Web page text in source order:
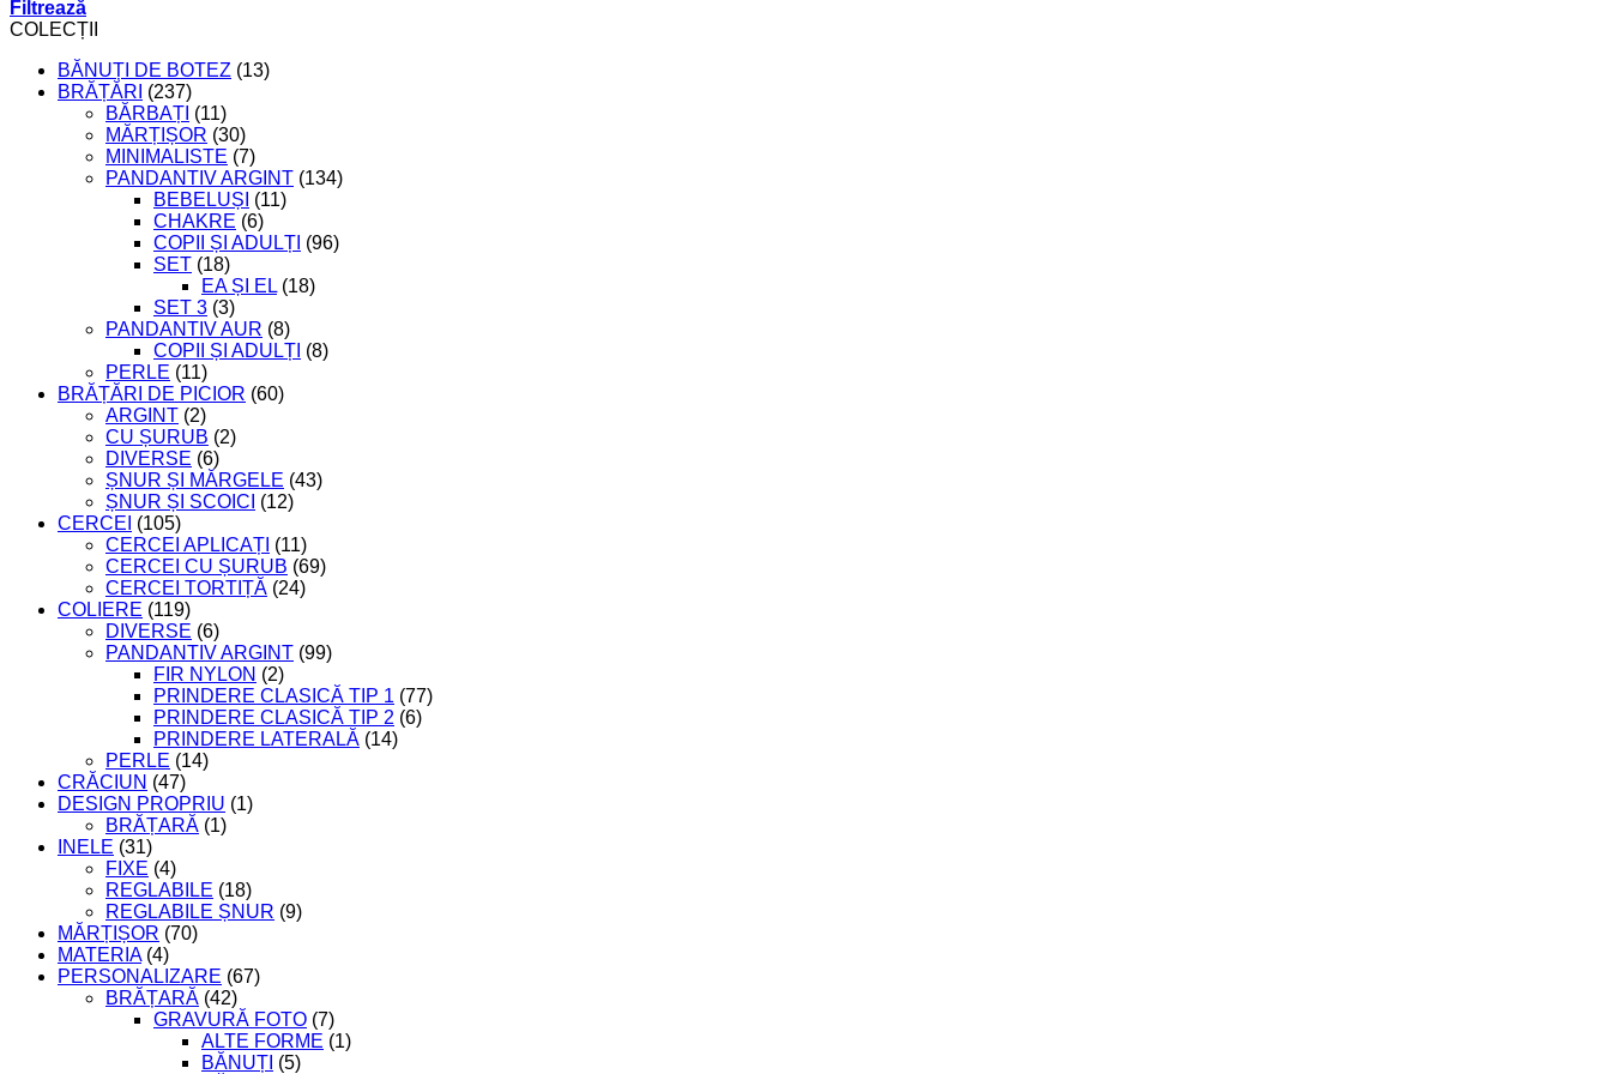
Filtrează
COLECȚII
BĂNUȚI DE BOTEZ (13)
BRĂȚĂRI (237)
BĂRBAȚI (11)
MĂRȚIȘOR (30)
MINIMALISTE (7)
PANDANTIV ARGINT (134)
BEBELUȘI (11)
CHAKRE (6)
COPII ȘI ADULȚI (96)
SET (18)
EA ȘI EL (18)
SET 3 (3)
PANDANTIV AUR (8)
COPII ȘI ADULȚI (8)
PERLE (11)
BRĂȚĂRI DE PICIOR (60)
ARGINT (2)
CU ȘURUB (2)
DIVERSE (6)
ȘNUR ȘI MĂRGELE (43)
ȘNUR ȘI SCOICI (12)
CERCEI (105)
CERCEI APLICAȚI (11)
CERCEI CU ȘURUB (69)
CERCEI TORTIȚĂ (24)
COLIERE (119)
DIVERSE (6)
PANDANTIV ARGINT (99)
FIR NYLON (2)
PRINDERE CLASICĂ TIP 1 (77)
PRINDERE CLASICĂ TIP 2 (6)
PRINDERE LATERALĂ (14)
PERLE (14)
CRĂCIUN (47)
DESIGN PROPRIU (1)
BRĂȚARĂ (1)
INELE (31)
FIXE (4)
REGLABILE (18)
REGLABILE ȘNUR (9)
MĂRȚIȘOR (70)
MATERIA (4)
PERSONALIZARE (67)
BRĂȚARĂ (42)
GRAVURĂ FOTO (7)
ALTE FORME (1)
BĂNUȚI (5)